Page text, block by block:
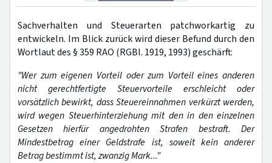
Sachverhalten und Steuerarten patchworkartig zu
entwickeln. Im Blick zurück wird dieser Befund durch den
Wortlaut des § 359 RAO (RGBl. 1919, 1993) geschärft:
"Wer zum eigenen Vorteil oder zum Vorteil eines anderen
nicht gerechtfertigte Steuervorteile erschleicht oder
vorsätzlich bewirkt, dass Steuereinnahmen verkürzt werden,
wird wegen Steuerhinterziehung mit den in den einzelnen
Gesetzen hierfür angedrohten Strafen bestraft. Der
Mindestbetrag einer Geldstrafe ist, soweit kein anderer
Betrag bestimmt ist, zwanzig Mark..."